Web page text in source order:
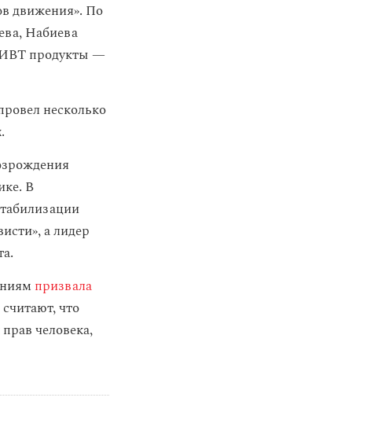
движения». По
Набиева
продукты —
несколько
В
а лидер
призвала
что
человека,